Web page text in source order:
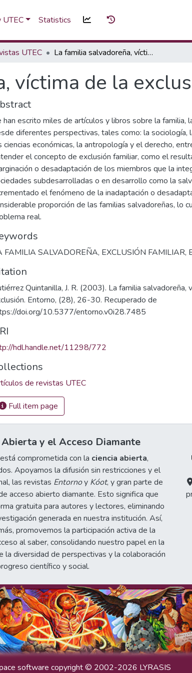
Statistics
UTEC La familia salvadoreña, víctima de la exclusión
víctima de la
han escrito miles de artículos y libros sobre la familia,
diferentes perspectivas, tales como: la sociología,
ciencias económicas, la antropología y el derecho,
el concepto de exclusión familiar, como el
o desadaptación de los miembros que la
subdesarrolladas o en desarrollo como la
el fenómeno de la inadaptación o
proporción de las familias salvadoreñas, lo
real.
FAMILIA SALVADOREÑA, EXCLUSIÓN FAMILIAR,
Quintanilla, J. R. (2003). La familia salvadoreña,
Entorno, (28), 26-30. Recuperado de
doi.org/10.5377/entorno.v0i28.7485
hdl.handle.net/11298/772
de revistas UTEC
Full item page
Abierta y el Acceso Diamante
comprometida con la ciencia abierta,
Apoyamos la difusión sin restricciones y el
las revistas Entornoy Kóot, y gran parte de
acceso abierto diamante. Esto significa que
gratuita para autores y lectores, eliminando
generada en nuestra institución. Así,
promovemos la participación activa de la
al saber, consolidando nuestro papel en la
la diversidad de perspectivas y la colaboración
científico y social.
software copyright © 2002-2026 LYRASIS